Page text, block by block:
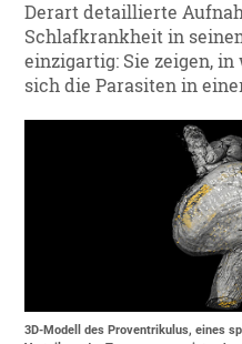
Derart detaillierte
Schlafkrankheit in
einzigartig: Sie zeigen,
sich die Parasiten in
3D-Modell des Proventrikulus, eines